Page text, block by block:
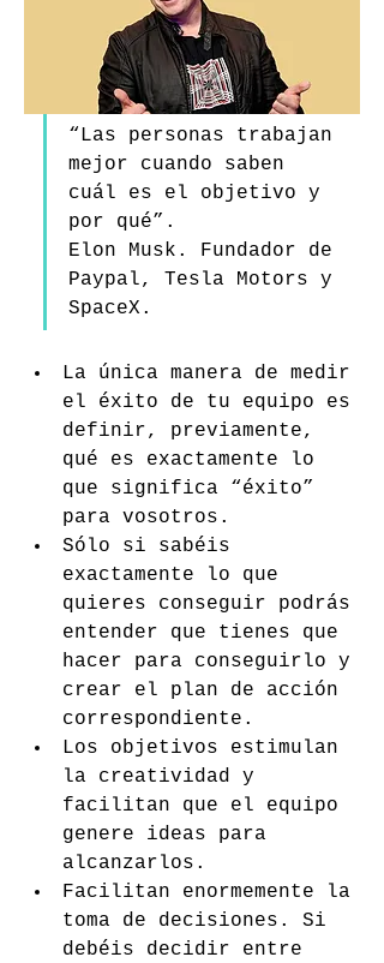
“Las personas trabajan
mejor cuando saben
cuál es el objetivo y
por qué”.
Elon Musk. Fundador de
Paypal, Tesla Motors y
SpaceX.
La única manera de medir
el éxito de tu equipo es
definir, previamente,
qué es exactamente lo
que significa “éxito”
para vosotros.
Sólo si sabéis
exactamente lo que
quieres conseguir podrás
entender que tienes que
hacer para conseguirlo y
crear el plan de acción
correspondiente.
Los objetivos estimulan
la creatividad y
facilitan que el equipo
genere ideas para
alcanzarlos.
Facilitan enormemente la
toma de decisiones. Si
debéis decidir entre